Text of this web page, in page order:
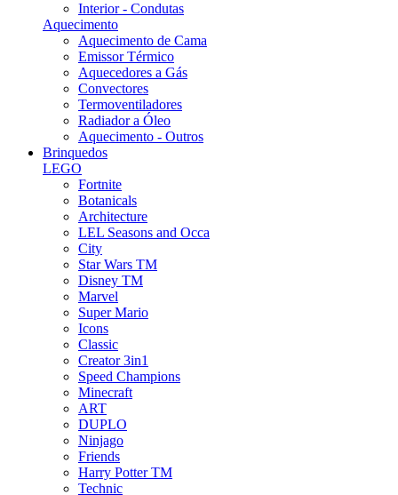
Interior - Condutas
Aquecimento
Aquecimento de Cama
Emissor Térmico
Aquecedores a Gás
Convectores
Termoventiladores
Radiador a Óleo
Aquecimento - Outros
Brinquedos
LEGO
Fortnite
Botanicals
Architecture
LEL Seasons and Occa
City
Star Wars TM
Disney TM
Marvel
Super Mario
Icons
Classic
Creator 3in1
Speed Champions
Minecraft
ART
DUPLO
Ninjago
Friends
Harry Potter TM
Technic